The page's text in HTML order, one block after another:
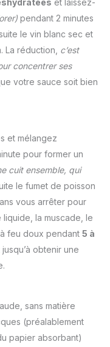
et laissez-
pendant 2 minutes
le vin blanc sec et
La réduction, c’est
concentrer ses
votre sauce soit bien
et mélangez
pour former un
cuit ensemble, qui
le fumet de poisson
vous arrêter pour
la muscade, le
feu doux pendant 5 à
obtenir une
sans matière
(préalablement
papier absorbant)